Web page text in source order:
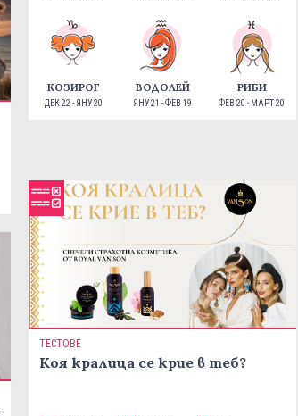
КОЗИРОГ
ДЕК 22 - ЯНУ 20
ВОДОЛЕЙ
ЯНУ 21 - ФЕВ 19
РИБИ
ФЕВ 20 - МАРТ 20
ТЕСТОВЕ
Коя кралица се крие в теб?